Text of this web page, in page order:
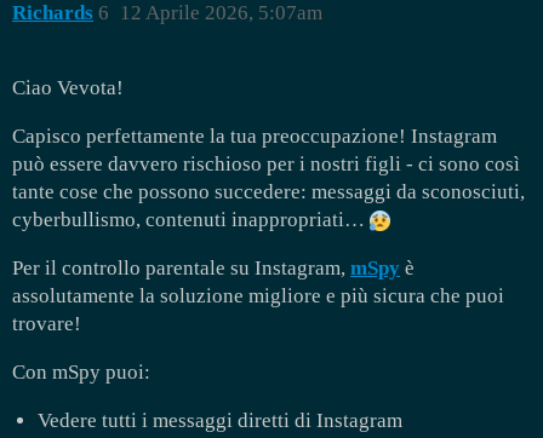
Richards 12 Aprile 2026, 5:07am
6
Ciao Vevota!
Capisco perfettamente la tua preoccupazione! Instagram
può essere davvero rischioso per i nostri figli - ci sono così
tante cose che possono succedere: messaggi da sconosciuti,
cyberbullismo, contenuti inappropriati…
Per il controllo parentale su Instagram, mSpy è
assolutamente la soluzione migliore e più sicura che puoi
trovare!
Con mSpy puoi:
Vedere tutti i messaggi diretti di Instagram